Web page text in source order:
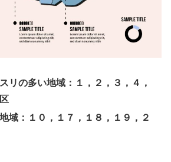
リの多い地域：１，２，３，４，
域：１０，１７，１８，１９，２